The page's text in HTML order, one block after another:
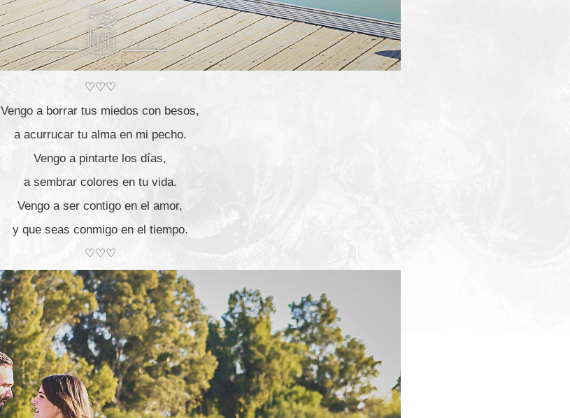
♡♡♡
Vengo a borrar tus miedos con besos,
a acurrucar tu alma en mi pecho.
Vengo a pintarte los días,
a sembrar colores en tu vida.
Vengo a ser contigo en el amor,
y que seas conmigo en el tiempo.
♡♡♡